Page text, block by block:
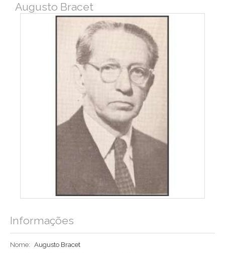
Augusto Bracet
Informações
Nome: Augusto Bracet